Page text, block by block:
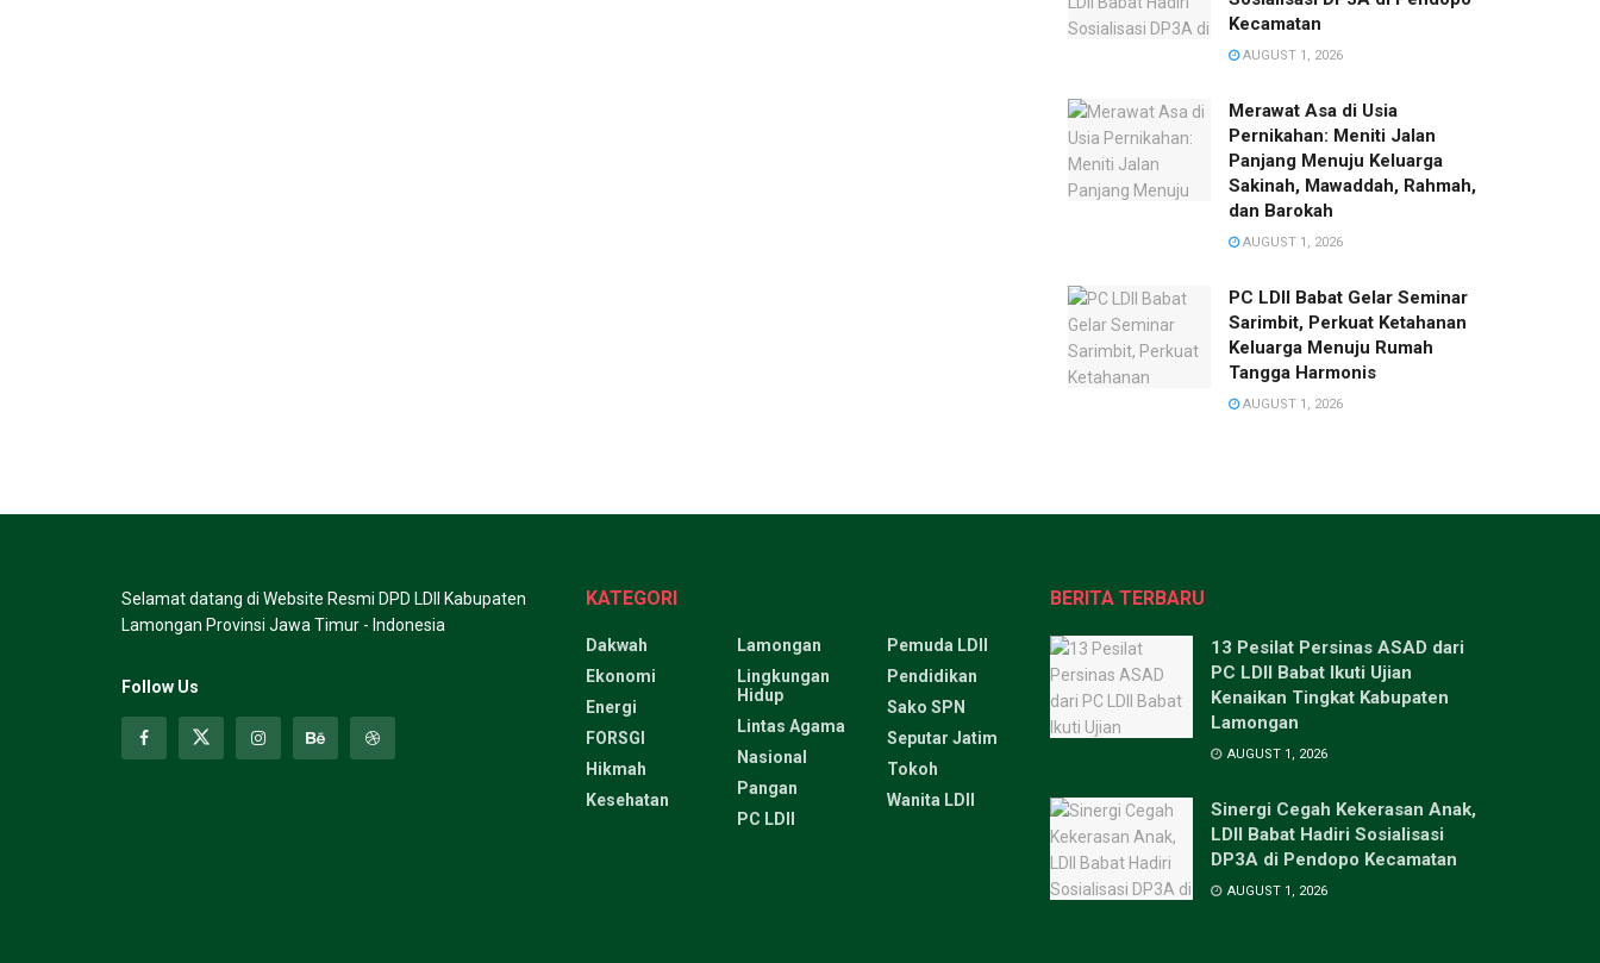
Kecamatan
AUGUST 1, 2026
Merawat Asa di Usia
Pernikahan: Meniti Jalan
Panjang Menuju Keluarga
Sakinah, Mawaddah, Rahmah,
dan Barokah
AUGUST 1, 2026
PC LDII Babat Gelar Seminar
Sarimbit, Perkuat Ketahanan
Keluarga Menuju Rumah
Tangga Harmonis
AUGUST 1, 2026
Selamat datang di Website Resmi DPD LDII Kabupaten
Lamongan Provinsi Jawa Timur - Indonesia
Follow Us
KATEGORI
Dakwah
Ekonomi
Energi
FORSGI
Hikmah
Kesehatan
Lamongan
Lingkungan
Hidup
Lintas Agama
Nasional
Pangan
PC LDII
Pemuda LDII
Pendidikan
Sako SPN
Seputar Jatim
Tokoh
Wanita LDII
BERITA TERBARU
13 Pesilat Persinas ASAD dari
PC LDII Babat Ikuti Ujian
Kenaikan Tingkat Kabupaten
Lamongan
AUGUST 1, 2026
Sinergi Cegah Kekerasan Anak,
LDII Babat Hadiri Sosialisasi
DP3A di Pendopo Kecamatan
AUGUST 1, 2026